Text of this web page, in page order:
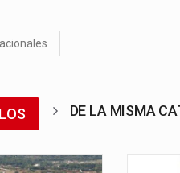
DE LA MISMA